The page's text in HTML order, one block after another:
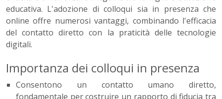
educativa. L'adozione di colloqui sia in presenza che
online offre numerosi vantaggi, combinando l'efficacia
del contatto diretto con la praticità delle tecnologie
digitali.
Importanza dei colloqui in presenza
Consentono un contatto umano diretto,
fondamentale per costruire un rapporto di fiducia tra